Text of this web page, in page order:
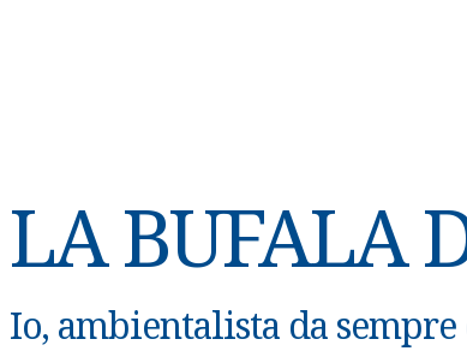
LA BUFALA
Io, ambientalista da